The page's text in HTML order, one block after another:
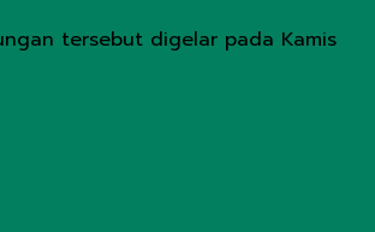
tersebut digelar pada Kamis